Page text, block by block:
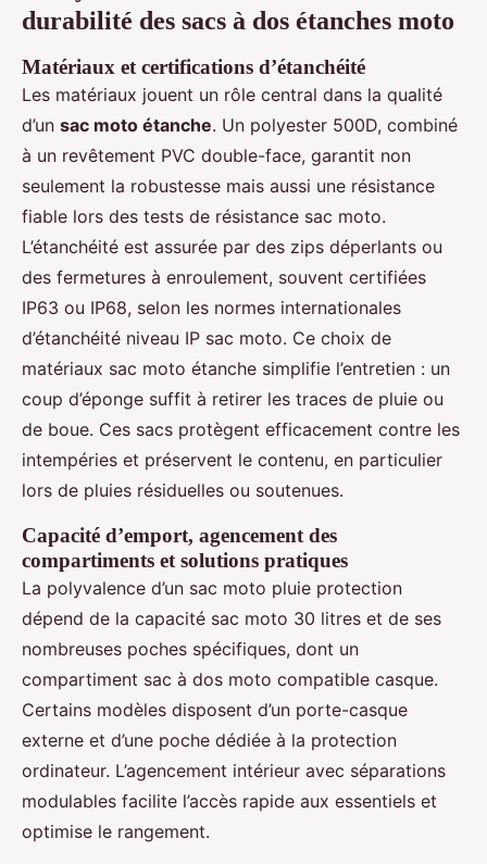
durabilité des sacs à dos étanches moto
Matériaux et certifications d’étanchéité
Les matériaux jouent un rôle central dans la qualité
d’un sac moto étanche. Un polyester 500D, combiné
à un revêtement PVC double-face, garantit non
seulement la robustesse mais aussi une résistance
fiable lors des tests de résistance sac moto.
L’étanchéité est assurée par des zips déperlants ou
des fermetures à enroulement, souvent certifiées
IP63 ou IP68, selon les normes internationales
d’étanchéité niveau IP sac moto. Ce choix de
matériaux sac moto étanche simplifie l’entretien : un
coup d’éponge suffit à retirer les traces de pluie ou
de boue. Ces sacs protègent efficacement contre les
intempéries et préservent le contenu, en particulier
lors de pluies résiduelles ou soutenues.
Capacité d’emport, agencement des
compartiments et solutions pratiques
La polyvalence d’un sac moto pluie protection
dépend de la capacité sac moto 30 litres et de ses
nombreuses poches spécifiques, dont un
compartiment sac à dos moto compatible casque.
Certains modèles disposent d’un porte-casque
externe et d’une poche dédiée à la protection
ordinateur. L’agencement intérieur avec séparations
modulables facilite l’accès rapide aux essentiels et
optimise le rangement.